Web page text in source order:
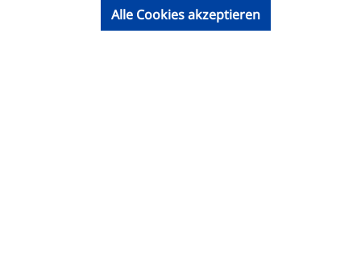
Alle Cookies akzeptieren